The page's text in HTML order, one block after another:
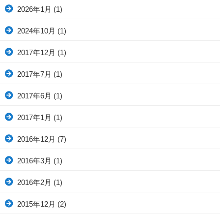
2026年1月 (1)
2024年10月 (1)
2017年12月 (1)
2017年7月 (1)
2017年6月 (1)
2017年1月 (1)
2016年12月 (7)
2016年3月 (1)
2016年2月 (1)
2015年12月 (2)